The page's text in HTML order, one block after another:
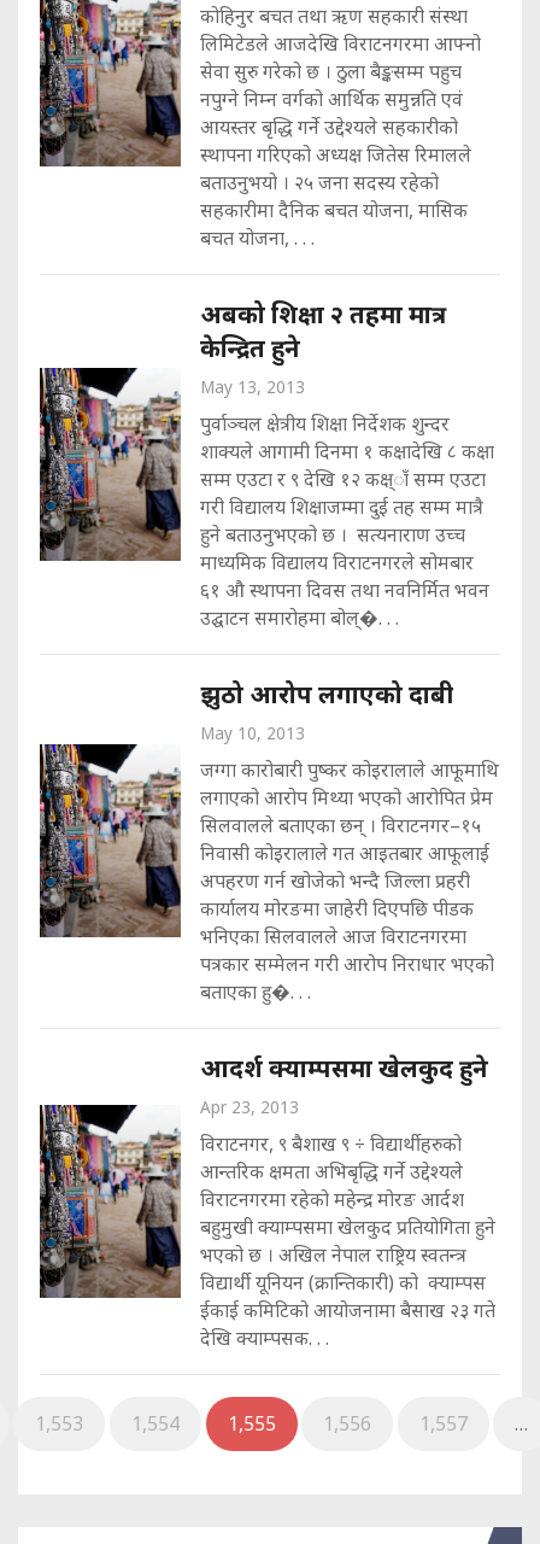
कोहिनुर बचत तथा ऋण सहकारी संस्था
लिमिटेडले आजदेखि विराटनगरमा आफ्नो
सेवा सुरु गरेको छ । ठुला बैङ्कसम्म पहुच
नपुग्ने निम्न वर्गको आर्थिक समुन्नति एवं
आयस्तर बृद्धि गर्ने उद्देश्यले सहकारीको
स्थापना गरिएको अध्यक्ष जितेस रिमालले
बताउनुभयो । २५ जना सदस्य रहेको
सहकारीमा दैनिक बचत योजना, मासिक
बचत योजना, . . .
अबको शिक्षा २ तहमा मात्र
केन्द्रित हुने
May 13, 2013
पुर्वाञ्चल क्षेत्रीय शिक्षा निर्देशक शुन्दर
शाक्यले आगामी दिनमा १ कक्षादेखि ८ कक्षा
सम्म एउटा र ९ देखि १२ कक्ष्ाँ सम्म एउटा
गरी विद्यालय शिक्षाजम्मा दुई तह सम्म मात्रै
हुने बताउनुभएको छ । सत्यनाराण उच्च
माध्यमिक विद्यालय विराटनगरले सोमबार
६१ औ स्थापना दिवस तथा नवनिर्मित भवन
उद्घाटन समारोहमा बोल्�. . .
झुठो आरोप लगाएको दाबी
May 10, 2013
जग्गा कारोबारी पुष्कर कोइरालाले आफूमाथि
लगाएको आरोप मिथ्या भएको आरोपित प्रेम
सिलवालले बताएका छन् । विराटनगर–१५
निवासी कोइरालाले गत आइतबार आफूलाई
अपहरण गर्न खोजेको भन्दै जिल्ला प्रहरी
कार्यालय मोरङमा जाहेरी दिएपछि पीडक
भनिएका सिलवालले आज विराटनगरमा
पत्रकार सम्मेलन गरी आरोप निराधार भएको
बताएका हु�. . .
आदर्श क्याम्पसमा खेलकुद हुने
Apr 23, 2013
विराटनगर, ९ बैशाख ९ ÷ विद्यार्थीहरुको
आन्तरिक क्षमता अभिबृद्धि गर्ने उद्देश्यले
विराटनगरमा रहेको महेन्द्र मोरङ आर्दश
बहुमुखी क्याम्पसमा खेलकुद प्रतियोगिता हुने
भएको छ । अखिल नेपाल राष्ट्रिय स्वतन्त्र
विद्यार्थी यूनियन (क्रान्तिकारी) को क्याम्पस
ईकाई कमिटिको आयोजनामा बैसाख २३ गते
देखि क्याम्पसक. . .
1,553 1,554 1,555 1,556 1,557 …